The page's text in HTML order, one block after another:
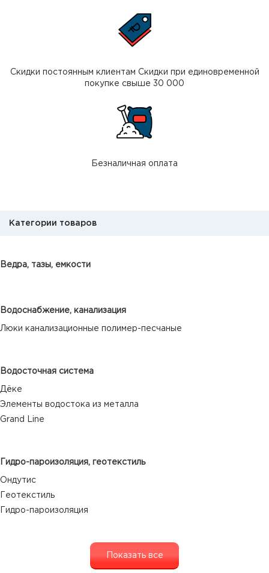
Скидки постоянным клиентам Скидки при единовременной
покупке свыше 30 000
Безналичная оплата
Категории товаров
Ведра, тазы, емкости
Водоснабжение, канализация
Люки канализационные полимер-песчаные
Водосточная система
Дёке
Элементы водостока из металла
Grand Line
Гидро-пароизоляция, геотекстиль
Ондутис
Геотекстиль
Гидро-пароизоляция
Показать все